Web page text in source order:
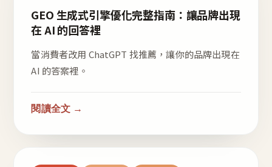
GEO 生成式引擎優化完整指南：讓品牌出現
在 AI 的回答裡
當消費者改用 ChatGPT 找推薦，讓你的品牌出現在
AI 的答案裡。
閱讀全文 →